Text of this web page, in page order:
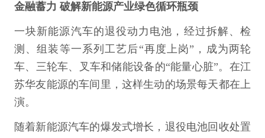
金融蓄力 破解新能源产业绿色循环瓶颈
一块新能源汽车的退役动力电池，经过拆解、检
测、组装等一系列工艺后“再度上岗”，成为两轮
车、三轮车、叉车和储能设备的“能量心脏”。在江
苏华友能源的车间里，这样生动的场景每天都在上
演。
随着新能源汽车的爆发式增长，退役电池回收处置